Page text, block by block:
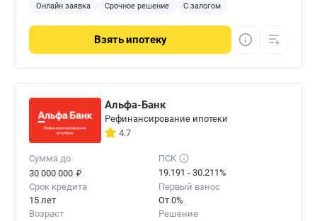
Онлайн заявка Срочное решение С залогом
Взятьипотеку
Альфа-Банк
Рефинансирование ипотеки
4.7
Сумма до
30 000 000 ₽
ПСК
19.191 - 30.211%
Срок кредита
15 лет
Первый взнос
От 0%
Возраст
Решение